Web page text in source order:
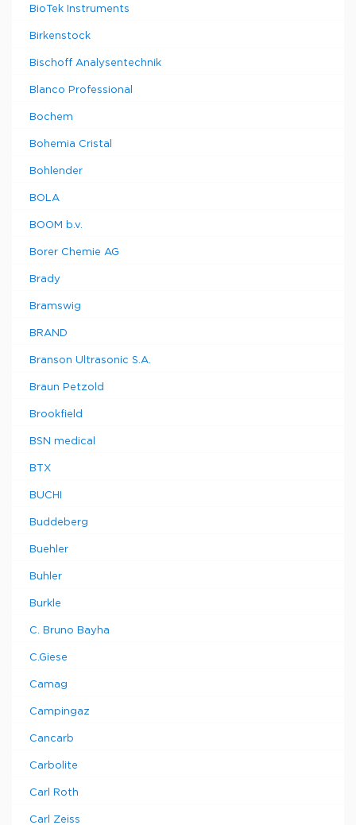
BioTek Instruments
Birkenstock
Bischoff Analysentechnik
Blanco Professional
Bochem
Bohemia Cristal
Bohlender
BOLA
BOOM b.v.
Borer Chemie AG
Brady
Bramswig
BRAND
Branson Ultrasonic S.A.
Braun Petzold
Brookfield
BSN medical
BTX
BUCHI
Buddeberg
Buehler
Buhler
Burkle
C. Bruno Bayha
C.Giese
Camag
Campingaz
Cancarb
Carbolite
Carl Roth
Carl Zeiss